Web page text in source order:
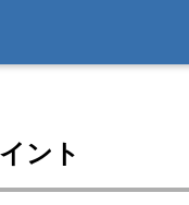
ント